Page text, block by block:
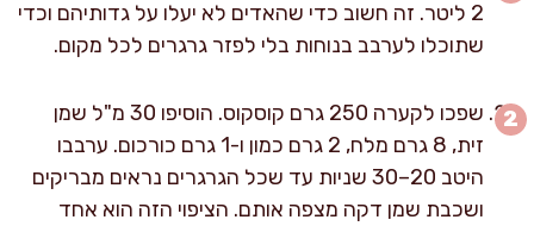
2 ליטר. זה חשוב כדי שהאדים לא יעלו על גדותיהם וכדי
שתוכלו לערבב בנוחות בלי לפזר גרגרים לכל מקום.
שפכו לקערה 250 גרם קוסקוס. הוסיפו 30 מ"ל שמן
זית, 8 גרם מלח, 2 גרם כמון ו-1 גרם כורכום. ערבבו
היטב 20–30 שניות עד שכל הגרגרים נראים מבריקים
ושכבת שמן דקה מצפה אותם. הציפוי הזה הוא אחד